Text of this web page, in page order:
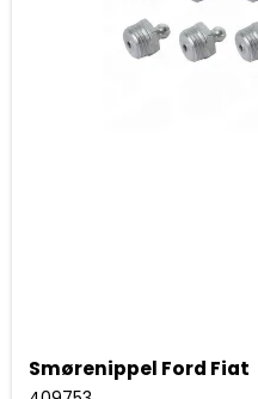
Smørenippel Ford Fiat